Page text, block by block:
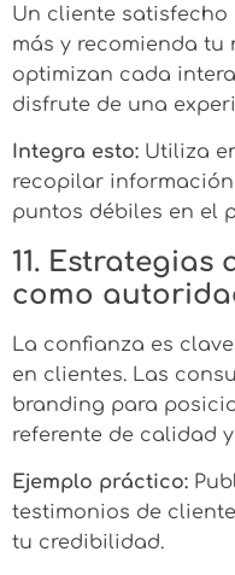
Un cliente satisfecho
más y recomienda tu
optimizan cada
disfrute de una
Integra esto: Utiliza
recopilar
puntos débiles en el
11. Estrategias
como
La confianza es
en clientes. Las
branding para
referente de calidad
Ejemplo práctico:
testimonios de
tu credibilidad.